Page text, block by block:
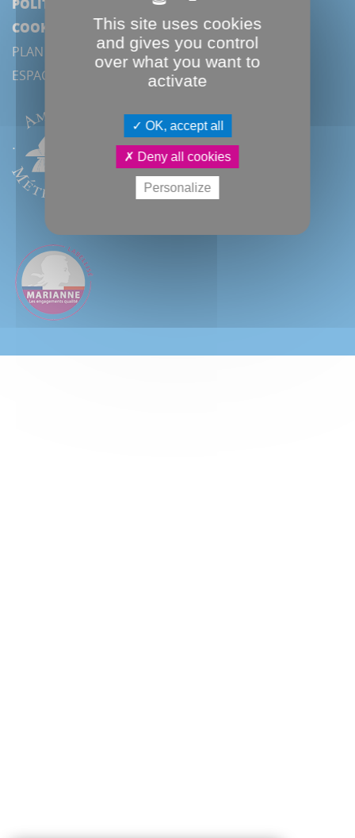
COOKIES
PLAN DU SITE
ESPACE PRESSE
This site uses cookies
and gives you control
over what you want to
activate
OK, accept all
Deny all cookies
Personalize